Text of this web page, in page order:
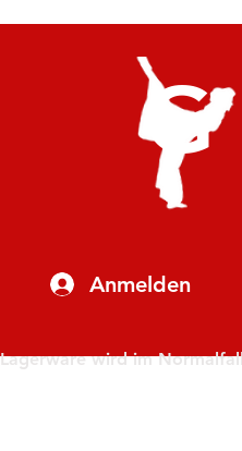
Anmelden
Lagerware wird im